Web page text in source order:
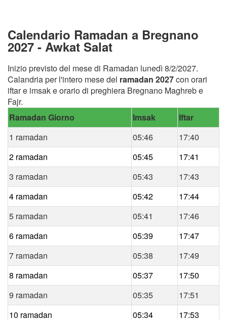
Calendario Ramadan a Bregnano
2027 - Awkat Salat
Inizio previsto del mese di Ramadan lunedì 8/2/2027.
Calandria per l'intero mese del ramadan 2027con orari
iftar e imsak e orario di preghiera Bregnano Maghreb e
Fajr.
Ramadan Giorno
Imsak
Iftar
1 ramadan
05:46
17:40
2 ramadan
05:45
17:41
3 ramadan
05:43
17:43
4 ramadan
05:42
17:44
5 ramadan
05:41
17:46
6 ramadan
05:39
17:47
7 ramadan
05:38
17:49
8 ramadan
05:37
17:50
9 ramadan
05:35
17:51
10 ramadan
05:34 17:53